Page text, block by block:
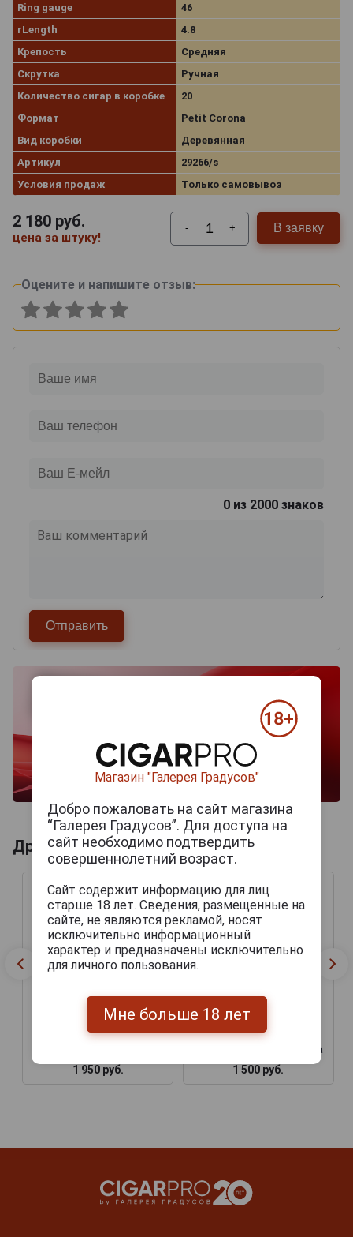
Ring gauge
46
rLength
4.8
Крепость
Средняя
Скрутка
Ручная
Количество сигар в коробке
20
Формат
Petit Corona
Вид коробки
Деревянная
Артикул
29266/s
Условия продаж
Только самовывоз
2 180 руб.
цена за штуку!
- + В заявку
Оцените и напишите отзыв:
0 из 2000 знаков
Другие продукты бренда LA GALERA
Сигары La Galera Habano
1 950 руб.
Сигары La Galera
Connecticut Cepo Corona
1 500 руб.
Магазин "Галерея Градусов"
Добро пожаловать на сайт магазина
“Галерея Градусов”. Для доступа на
сайт необходимо подтвердить
совершеннолетний возраст.
Сайт содержит информацию для лиц
старше 18 лет. Сведения, размещенные на
сайте, не являются рекламой, носят
исключительно информационный
характер и предназначены исключительно
для личного пользования.
Мне больше 18 лет